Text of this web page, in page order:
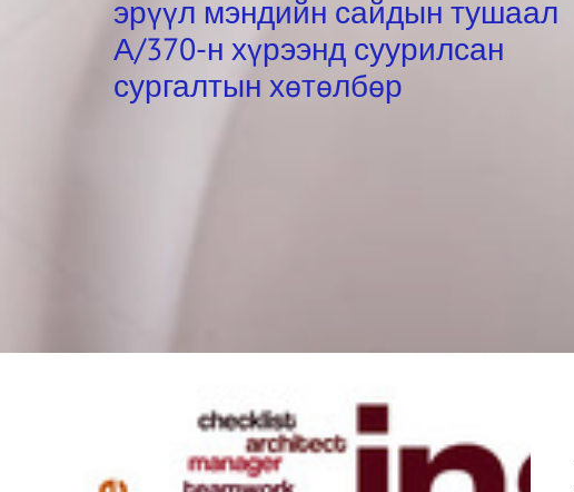
эрүүл мэндийн сайдын тушаал
А/370-н хүрээнд суурилсан
сургалтын хөтөлбөр